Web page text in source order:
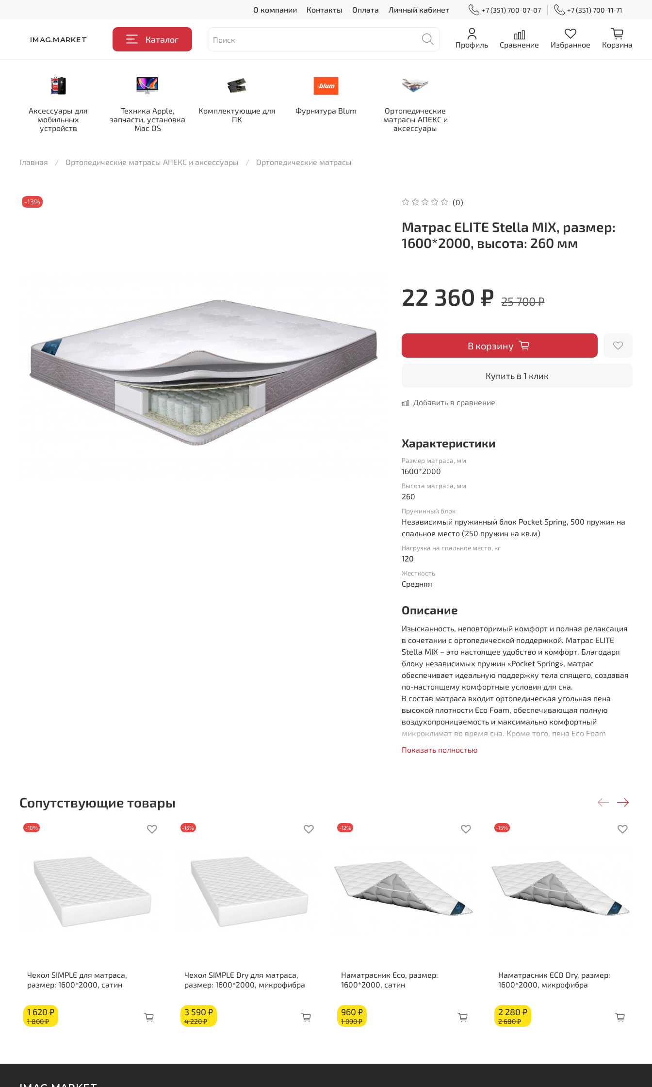
О компании Контакты Оплата Личный кабинет +7 (351) 700-07-07 +7 (351) 700-11-71
IMAG.MARKET Каталог Профиль Сравнение Избранное Корзина
Аксессуары для
мобильных
устройств
Техника Apple,
запчасти, установка
Mac OS
Комплектующие для
ПК
Фурнитура Blum
Ортопедические
матрасы АПЕКС и
аксессуары
Главная Ортопедические матрасы АПЕКС и аксессуары Ортопедические матрасы
-13% (0)
Матрас ELITE Stella MIX, размер:
1600*2000, высота: 260 мм
22 360 ₽ 25 700 ₽
В корзину
Купить в 1 клик
Добавить в сравнение
Характеристики
Размер матраса, мм
1600*2000
Высота матраса, мм
260
Пружинный блок
Независимый пружинный блок Pocket Spring, 500 пружин на
спальное место (250 пружин на кв.м)
Нагрузка на спальное место, кг
120
Жесткость
Средняя
Описание
Изысканность, неповторимый комфорт и полная релаксация
в сочетании с ортопедической поддержкой. Матрас ELITE
Stella MIX – это настоящее удобство и комфорт. Благодаря
блоку независимых пружин «Pocket Spring», матрас
обеспечивает идеальную поддержку тела спящего, создавая
по-настоящему комфортные условия для сна.
В состав матраса входит ортопедическая угольная пена
высокой плотности Eco Foam, обеспечивающая полную
воздухопроницаемость и максимально комфортный
микроклимат во время сна. Кроме того, пена Eco Foam
Высококачественные материалы
Нагрузка на спальное место 120 кг
Жесткость стороны 1: средняя
Жесткость стороны 2: средняя
Блок независимых пружин «Pocket Spring»
Ортопедическая угольная пена Flex Foam 30 мм
Короб из ППУ
Показать полностью
Сопутствующие товары
-10%
Чехол SIMPLE для матраса,
размер: 1600*2000, сатин
1 620 ₽
1 800 ₽
-15%
Чехол SIMPLE Dry для матраса,
размер: 1600*2000, микрофибра
3 590 ₽
4 220 ₽
-12%
Наматрасник Eco, размер:
1600*2000, сатин
960 ₽
1 090 ₽
-15%
Наматрасник ECO Dry, размер:
1600*2000, микрофибра
2 280 ₽
2 680 ₽